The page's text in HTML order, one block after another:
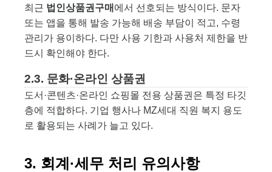
최근 법인상품권구매 에서 선호되는 방식이다. 문자
또는 앱을 통해 발송 가능해 배송 부담이 적고, 수령
관리가 용이하다. 다만 사용 기한과 사용처 제한을 반
드시 확인해야 한다.
2.3. 문화·온라인 상품권
도서·콘텐츠·온라인 쇼핑몰 전용 상품권은 특정 타깃
층에 적합하다. 기업 행사나 MZ세대 직원 복지 용도
로 활용되는 사례가 늘고 있다.
3. 회계·세무 처리 유의사항